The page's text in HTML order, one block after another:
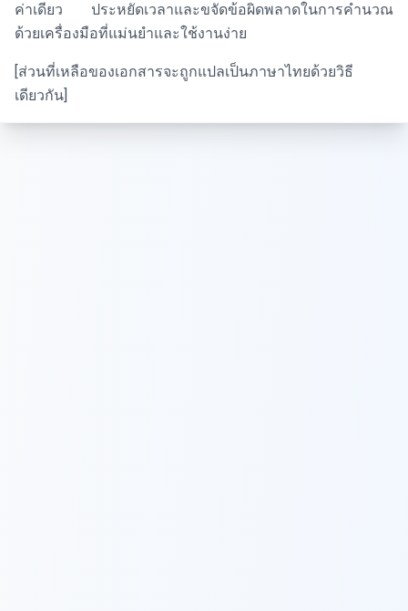
ค่าเดียว ประหยัดเวลาและขจัดข้อผิดพลาดในการคำนวณ
ด้วยเครื่องมือที่แม่นยำและใช้งานง่าย
[ส่วนที่เหลือของเอกสารจะถูกแปลเป็นภาษาไทยด้วยวิธี
เดียวกัน]